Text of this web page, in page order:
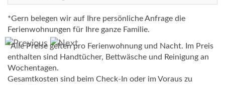
*Gern belegen wir auf Ihre persönliche Anfrage die
Ferienwohnungen für Ihre ganze Familie.
*Alle Preise gelten pro Ferienwohnung und Nacht. Im Preis
enthalten sind Handtücher, Bettwäsche und Reinigung an
Wochentagen.
Gesamtkosten sind beim Check-In oder im Voraus zu